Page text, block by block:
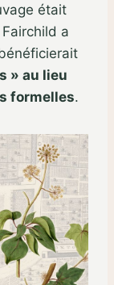
était
a
» au lieu
formelles.